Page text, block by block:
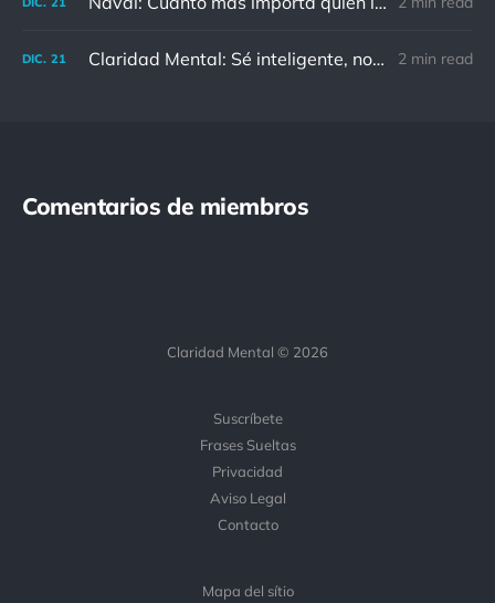
DIC. 21 Claridad Mental: Sé inteligente, no reacciones ante personas que no merecen la pena. 2 min read
Comentarios de miembros
Claridad Mental © 2026
Suscríbete
Frases Sueltas
Privacidad
Aviso Legal
Contacto
Mapa del sítio